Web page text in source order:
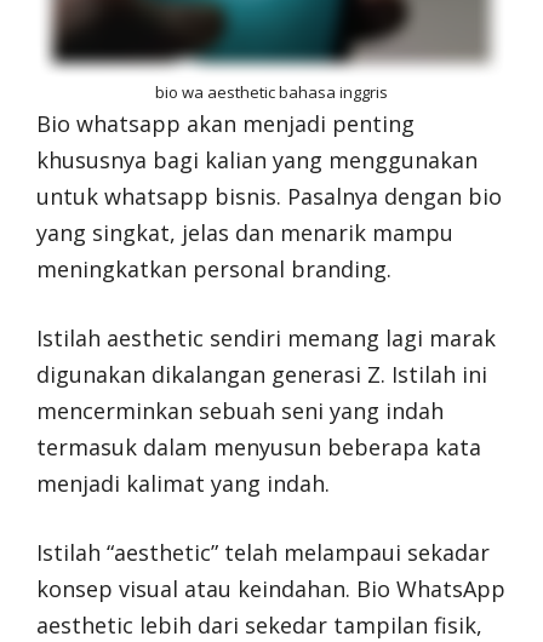
bio wa aesthetic bahasa inggris
Bio whatsapp akan menjadi penting
khususnya bagi kalian yang menggunakan
untuk whatsapp bisnis. Pasalnya dengan bio
yang singkat, jelas dan menarik mampu
meningkatkan personal branding.
Istilah aesthetic sendiri memang lagi marak
digunakan dikalangan generasi Z. Istilah ini
mencerminkan sebuah seni yang indah
termasuk dalam menyusun beberapa kata
menjadi kalimat yang indah.
Istilah “aesthetic” telah melampaui sekadar
konsep visual atau keindahan. Bio WhatsApp
aesthetic lebih dari sekedar tampilan fisik,